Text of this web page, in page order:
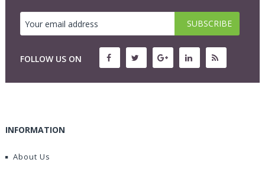
FOLLOW US ON
INFORMATION
About Us